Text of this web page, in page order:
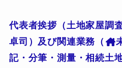
代表者挨拶（土地家屋調
卓司）及び関連業務（
記・分筆・測量・相続土